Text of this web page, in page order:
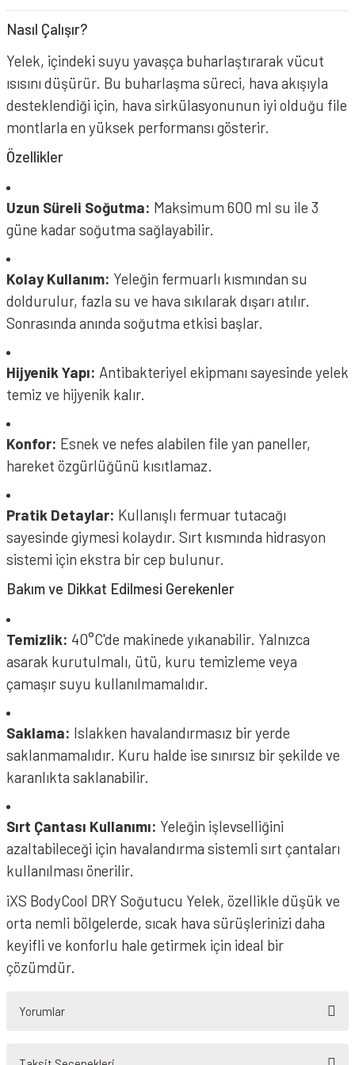
Nasıl Çalışır?
Yelek, içindeki suyu yavaşça buharlaştırarak vücut
ısısını düşürür. Bu buharlaşma süreci, hava akışıyla
desteklendiği için, hava sirkülasyonunun iyi olduğu file
montlarla en yüksek performansı gösterir.
Özellikler
Uzun Süreli Soğutma: Maksimum 600 ml su ile 3
güne kadar soğutma sağlayabilir.
Kolay Kullanım: Yeleğin fermuarlı kısmından su
doldurulur, fazla su ve hava sıkılarak dışarı atılır.
Sonrasında anında soğutma etkisi başlar.
Hijyenik Yapı: Antibakteriyel ekipmanı sayesinde yelek
temiz ve hijyenik kalır.
Konfor: Esnek ve nefes alabilen file yan paneller,
hareket özgürlüğünü kısıtlamaz.
Pratik Detaylar: Kullanışlı fermuar tutacağı
sayesinde giymesi kolaydır. Sırt kısmında hidrasyon
sistemi için ekstra bir cep bulunur.
Bakım ve Dikkat Edilmesi Gerekenler
Temizlik: 40°C'de makinede yıkanabilir. Yalnızca
asarak kurutulmalı, ütü, kuru temizleme veya
çamaşır suyu kullanılmamalıdır.
Saklama: Islakken havalandırmasız bir yerde
saklanmamalıdır. Kuru halde ise sınırsız bir şekilde ve
karanlıkta saklanabilir.
Sırt Çantası Kullanımı: Yeleğin işlevselliğini
azaltabileceği için havalandırma sistemli sırt çantaları
kullanılması önerilir.
iXS BodyCool DRY Soğutucu Yelek, özellikle düşük ve
orta nemli bölgelerde, sıcak hava sürüşlerinizi daha
keyifli ve konforlu hale getirmek için ideal bir
çözümdür.
Yorumlar